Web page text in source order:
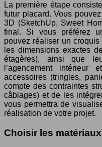
La première étape
futur placard. Vous
3D (SketchUp, Sweet
final. Si vous préférez
pouvez réaliser un
les dimensions exactes
étagères), ainsi que
l’agencement intérieur
accessoires (tringles,
compte des contraintes
câblages) et de les
vous permettra de
réalisation de votre projet.
Choisir les matériaux